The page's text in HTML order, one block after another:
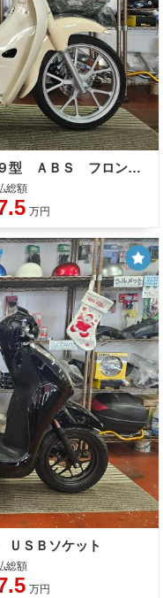
ホンダ スーパーカブ１１０ ＪＡ５９型 ＡＢＳ フロントディスクブレーキ 多機能メーター
総額
万円
ＳＢソケット
総額
万円